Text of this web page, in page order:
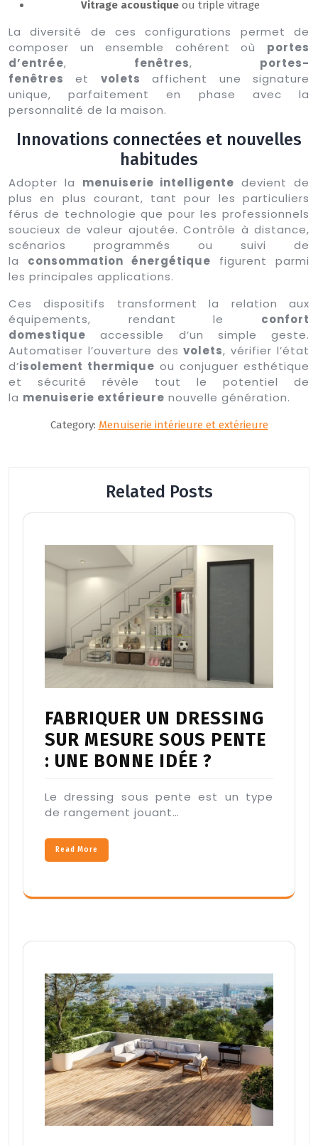
Vitrage acoustique ou triple vitrage
La diversité de ces configurations permet de
composer un ensemble cohérent où portes
d’entrée, fenêtres, portes-
fenêtres et volets affichent une signature
unique, parfaitement en phase avec la
personnalité de la maison.
Innovations connectées et nouvelles
habitudes
Adopter la menuiserie intelligente devient de
plus en plus courant, tant pour les particuliers
férus de technologie que pour les professionnels
soucieux de valeur ajoutée. Contrôle à distance,
scénarios programmés ou suivi de
la consommation énergétique figurent parmi
les principales applications.
Ces dispositifs transforment la relation aux
équipements, rendant le confort
domestique accessible d’un simple geste.
Automatiser l’ouverture desvolets, vérifier l’état
d’isolement thermique ou conjuguer esthétique
et sécurité révèle tout le potentiel de
la menuiserie extérieure nouvelle génération.
Category: Menuiserie intérieure et extérieure
Related Posts
FABRIQUER UN DRESSING
SUR MESURE SOUS PENTE
: UNE BONNE IDÉE ?
Le dressing sous pente est un type
de rangement jouant…
Read More